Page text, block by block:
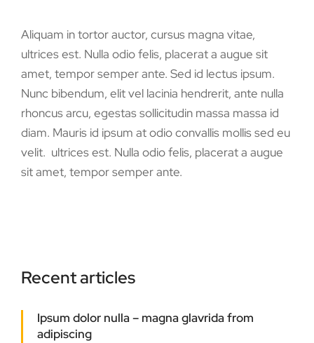
Aliquam in tortor auctor, cursus magna vitae,
ultrices est. Nulla odio felis, placerat a augue sit
amet, tempor semper ante. Sed id lectus ipsum.
Nunc bibendum, elit vel lacinia hendrerit, ante nulla
rhoncus arcu, egestas sollicitudin massa massa id
diam. Mauris id ipsum at odio convallis mollis sed eu
velit. ultrices est. Nulla odio felis, placerat a augue
sit amet, tempor semper ante.
Recent articles
Ipsum dolor nulla – magna glavrida from
adipiscing